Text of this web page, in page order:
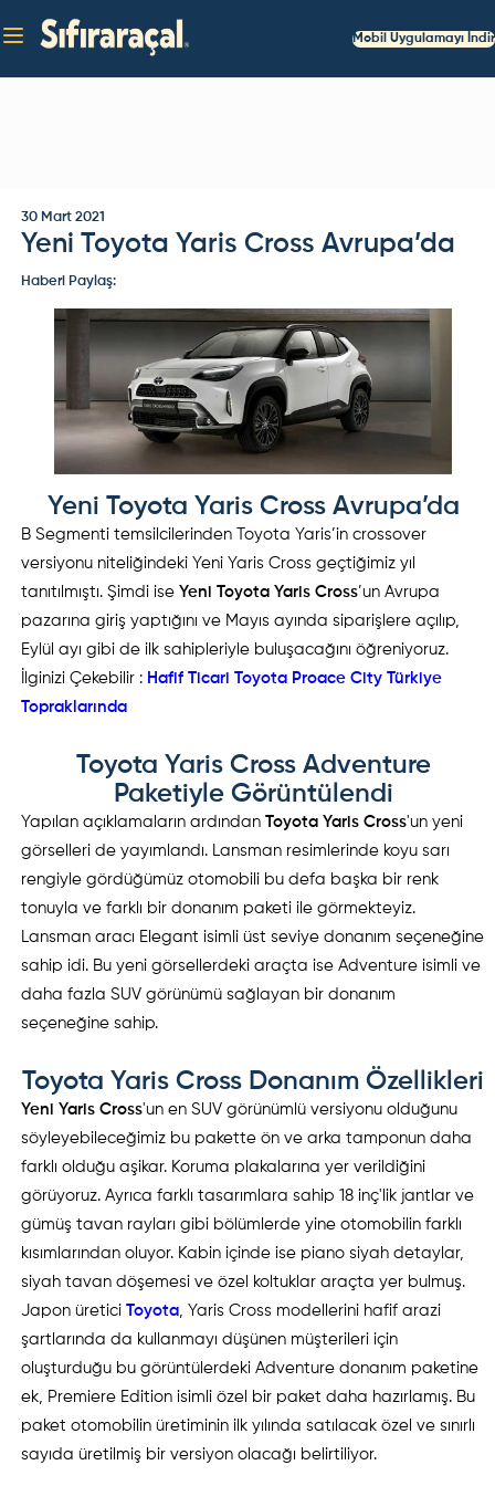
Mobil Uygulamayı İndir
30 Mart 2021
Yeni Toyota Yaris Cross Avrupa’da
Haberi Paylaş:
Yeni Toyota Yaris Cross Avrupa’da
B Segmenti temsilcilerinden Toyota Yaris’in crossover
versiyonu niteliğindeki Yeni Yaris Cross geçtiğimiz yıl
tanıtılmıştı. Şimdi iseYeni Toyota Yaris Cross’un Avrupa
pazarına giriş yaptığını ve Mayıs ayında siparişlere açılıp,
Eylül ayı gibi de ilk sahipleriyle buluşacağını öğreniyoruz.
İlginizi Çekebilir : Hafif Ticari Toyota Proace City Türkiye
Topraklarında
Toyota Yaris Cross Adventure
Paketiyle Görüntülendi
Yapılan açıklamaların ardındanToyota Yaris Cross'un yeni
görselleri de yayımlandı. Lansman resimlerinde koyu sarı
rengiyle gördüğümüz otomobili bu defa başka bir renk
tonuyla ve farklı bir donanım paketi ile görmekteyiz.
Lansman aracı Elegant isimli üst seviye donanım seçeneğine
sahip idi. Bu yeni görsellerdeki araçta ise Adventure isimli ve
daha fazla SUV görünümü sağlayan bir donanım
seçeneğine sahip.
Toyota Yaris Cross Donanım Özellikleri
Yeni Yaris Cross'un en SUV görünümlü versiyonu olduğunu
söyleyebileceğimiz bu pakette ön ve arka tamponun daha
farklı olduğu aşikar. Koruma plakalarına yer verildiğini
görüyoruz. Ayrıca farklı tasarımlara sahip 18 inç'lik jantlar ve
gümüş tavan rayları gibi bölümlerde yine otomobilin farklı
kısımlarından oluyor. Kabin içinde ise piano siyah detaylar,
siyah tavan döşemesi ve özel koltuklar araçta yer bulmuş.
Japon üreticiToyota, Yaris Cross modellerini hafif arazi
şartlarında da kullanmayı düşünen müşterileri için
oluşturduğu bu görüntülerdeki Adventure donanım paketine
ek, Premiere Edition isimli özel bir paket daha hazırlamış. Bu
paket otomobilin üretiminin ilk yılında satılacak özel ve sınırlı
sayıda üretilmiş bir versiyon olacağı belirtiliyor.